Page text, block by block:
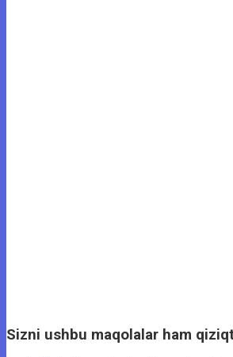
Sizni ushbu maqolalar ham